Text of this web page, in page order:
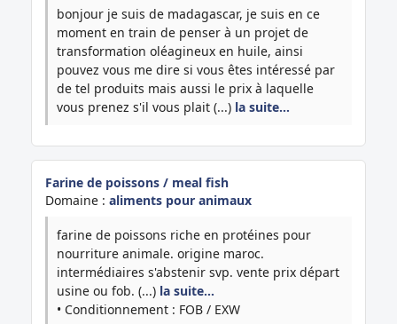
bonjour je suis de madagascar, je suis en ce
moment en train de penser à un projet de
transformation oléagineux en huile, ainsi
pouvez vous me dire si vous êtes intéressé par
de tel produits mais aussi le prix à laquelle
vous prenez s'il vous plait (...) la suite…
Farine de poissons / meal fish
Domaine : aliments pour animaux
farine de poissons riche en protéines pour
nourriture animale. origine maroc.
intermédiaires s'abstenir svp. vente prix départ
usine ou fob. (...) la suite…
• Conditionnement : FOB / EXW